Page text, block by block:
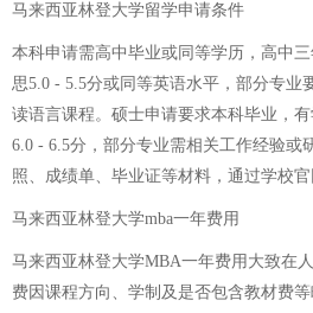
马来西亚林登大学留学申请条件
本科申请需高中毕业或同等学历，高中
思5.0 - 5.5分或同等英语水平，部分专业
读语言课程。硕士申请要求本科毕业，
6.0 - 6.5分，部分专业需相关工作经验或
照、成绩单、毕业证等材料，通过学校官
马来西亚林登大学mba一年费用
马来西亚林登大学MBA一年费用大致在
费因课程方向、学制及是否包含教材费